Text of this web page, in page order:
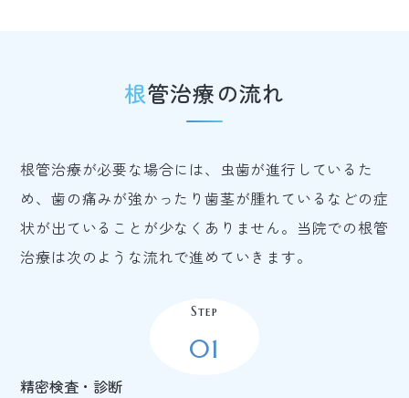
根管治療の流れ
根管治療が必要な場合には、虫歯が進行しているた
め、歯の痛みが強かったり歯茎が腫れているなどの症
状が出ていることが少なくありません。当院での根管
治療は次のような流れで進めていきます。
Step
01
精密検査・診断